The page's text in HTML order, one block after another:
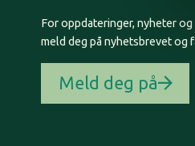
For oppdateringer, nyheter
meld deg på nyhetsbrevet og
Meld deg på